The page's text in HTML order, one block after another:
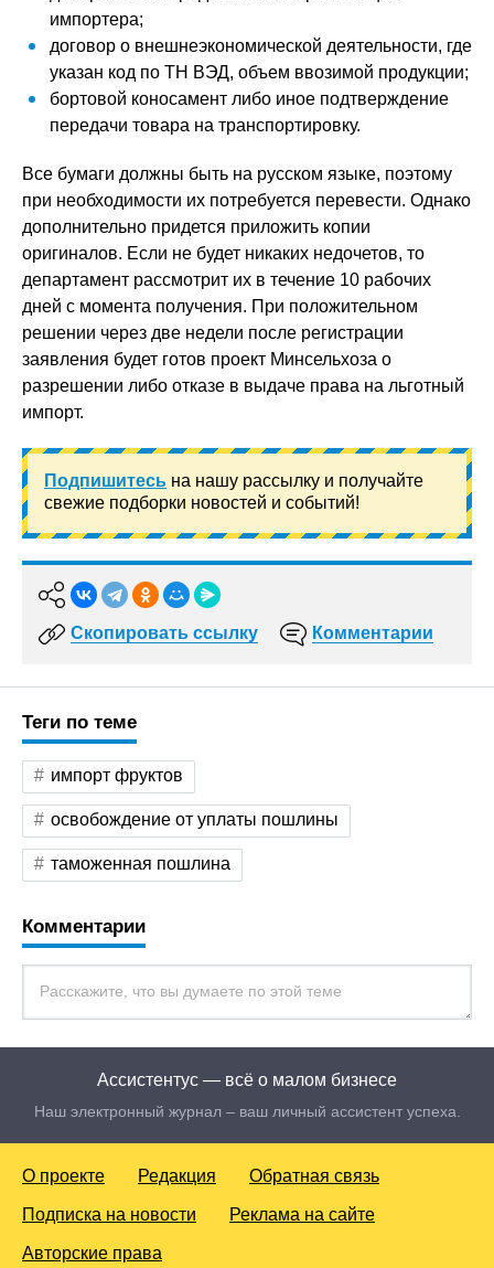
импортера;
договор о внешнеэкономической деятельности, где
указан код по ТН ВЭД, объем ввозимой продукции;
бортовой коносамент либо иное подтверждение
передачи товара на транспортировку.
Все бумаги должны быть на русском языке, поэтому
при необходимости их потребуется перевести. Однако
дополнительно придется приложить копии
оригиналов. Если не будет никаких недочетов, то
департамент рассмотрит их в течение 10 рабочих
дней с момента получения. При положительном
решении через две недели после регистрации
заявления будет готов проект Минсельхоза о
разрешении либо отказе в выдаче права на льготный
импорт.
Подпишитесь на нашу рассылку и получайте
свежие подборки новостей и событий!
Скопировать ссылку Комментарии
Теги по теме
импорт фруктов
освобождение от уплаты пошлины
таможенная пошлина
Комментарии
Ассистентус — всё о малом бизнесе
Наш электронный журнал – ваш личный ассистент успеха.
О проекте Редакция Обратная связь
Подписка на новости Реклама на сайте
Авторские права